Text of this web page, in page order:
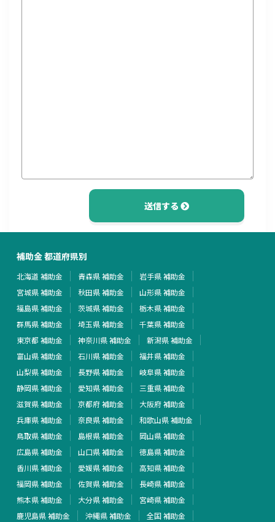
送信する
補助金 都道府県別
北海道 補助金 青森県 補助金
岩手県 補助金
宮城県 補助金
秋田県 補助金
山形県 補助金
福島県 補助金
茨城県 補助金
栃木県 補助金
群馬県 補助金
埼玉県 補助金
千葉県 補助金
東京都 補助金
神奈川県 補助金
新潟県 補助金
富山県 補助金
石川県 補助金
福井県 補助金
山梨県 補助金
長野県 補助金
岐阜県 補助金
静岡県 補助金
愛知県 補助金
三重県 補助金
滋賀県 補助金
京都府 補助金
大阪府 補助金
兵庫県 補助金
奈良県 補助金
和歌山県 補助金
鳥取県 補助金
島根県 補助金
岡山県 補助金
広島県 補助金
山口県 補助金
徳島県 補助金
香川県 補助金
愛媛県 補助金
高知県 補助金
福岡県 補助金
佐賀県 補助金
長崎県 補助金
熊本県 補助金
大分県 補助金
宮崎県 補助金
鹿児島県 補助金
沖縄県 補助金
全国 補助金